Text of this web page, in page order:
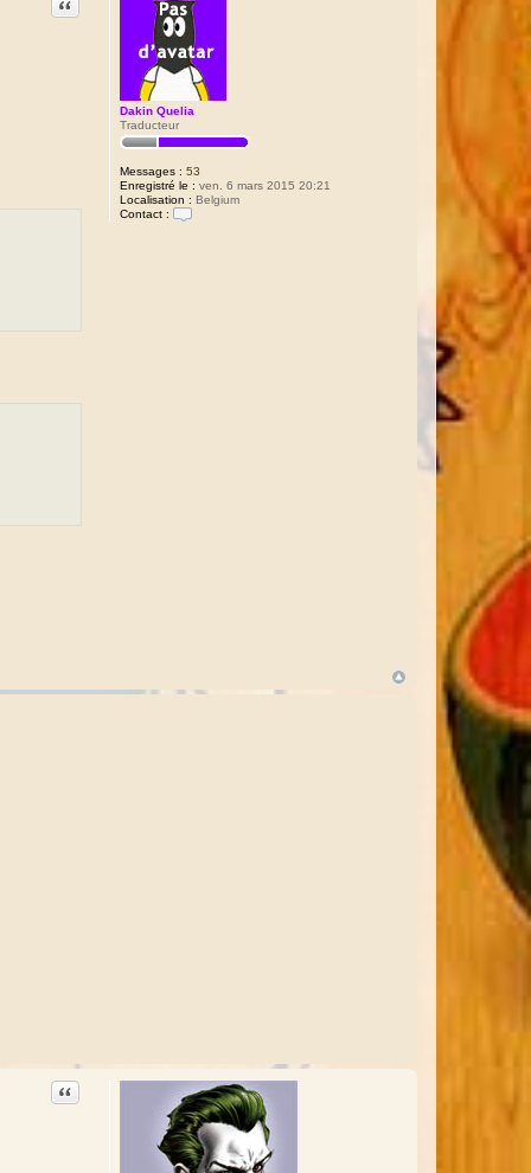
Dakin Quelia
Traducteur
Messages : 53
Enregistré le : ven. 6 mars 2015 20:21
Localisation : Belgium
Contact :
Citation